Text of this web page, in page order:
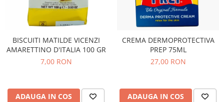
BISCUITI MATILDE VICENZI
AMARETTINO D'ITALIA 100 GR
7,00 RON
ADAUGA IN COS
CREMA DERMOPROTECTIVA
PREP 75ML
27,00 RON
ADAUGA IN COS